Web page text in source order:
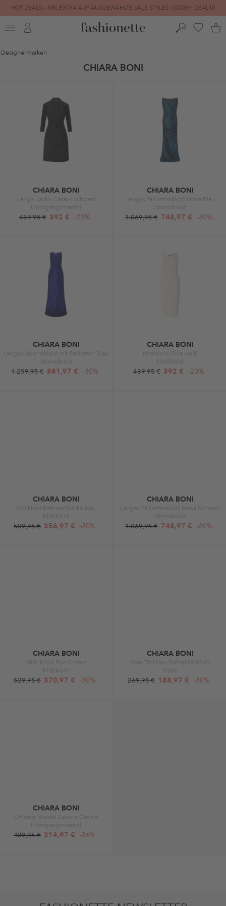
HOT DEALS: -10% EXTRA AUF AUSGEWÄHLTE SALE STYLES | CODE*: DEAL10
FINAL SALE | BIS ZU -80% REDUZIERT
Designermarken
CHIARA BONI
CHIARA BONI
Lange Jacke Casave schwarz
Übergangsmantel
489,95 € 392 € -20%
CHIARA BONI
Langes Paillettenkleid Nima Blau
Abendkleid
1.069,95 € 748,97 € -30%
CHIARA BONI
Langes Abendkleid mit Pailletten Blau
Abendkleid
1.259,95 € 881,97 € -30%
CHIARA BONI
Midikleid Gilia weiß
Midikleid
489,95 € 392 € -20%
CHIARA BONI
Midikleid Battiata Dunkelblau
Midikleid
509,95 € 356,97 € -30%
CHIARA BONI
Langes Paillettenkleid Nima Schwarz
Abendkleid
1.069,95 € 748,97 € -30%
CHIARA BONI
Midi-Kleid Ryo Creme
Midikleid
529,95 € 370,97 € -30%
CHIARA BONI
Slim-Fit Hose Petronilla Weiß
Hose
269,95 € 188,97 € -30%
CHIARA BONI
Offener Mantel Saveria Creme
Übergangsmantel
489,95 € 314,97 € -36%